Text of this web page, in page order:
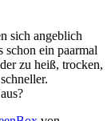
sich angeblich
schon ein paarmal
zu heiß, trocken,